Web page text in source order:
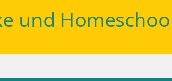
und